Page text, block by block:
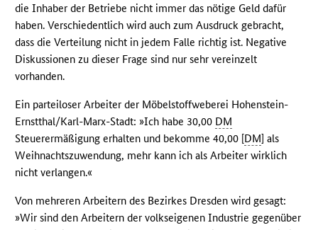
die Inhaber der Betriebe nicht immer das nötige Geld dafür
haben. Verschiedentlich wird auch zum Ausdruck gebracht,
dass die Verteilung nicht in jedem Falle richtig ist. Negative
Diskussionen zu dieser Frage sind nur sehr vereinzelt
vorhanden.
Ein parteiloser Arbeiter der Möbelstoffweberei Hohenstein-
Ernstthal/Karl-Marx-Stadt: »Ich habe 30,00 DM
Steuerermäßigung erhalten und bekomme 40,00 [DM] als
Weihnachtszuwendung, mehr kann ich als Arbeiter wirklich
nicht verlangen.«
Von mehreren Arbeitern des Bezirkes Dresden wird gesagt:
»Wir sind den Arbeitern der volkseigenen Industrie gegenüber